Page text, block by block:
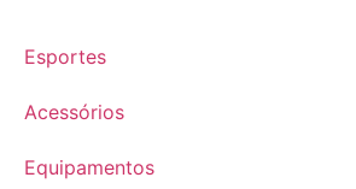
Esportes
Acessórios
Equipamentos